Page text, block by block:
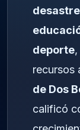
deporte
recursos
de Dos
calificó